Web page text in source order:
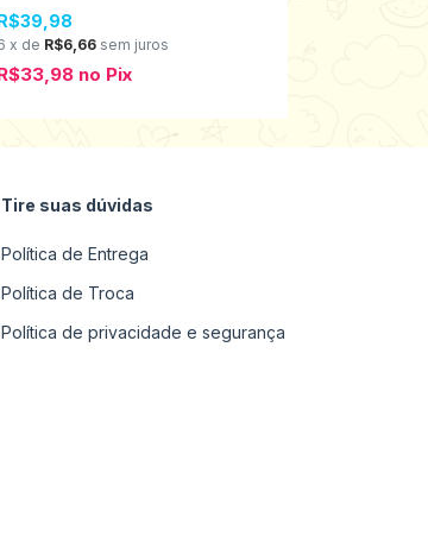
x de R$6,66 sem juros
no Pix
Tire suas dúvidas
Política de Entrega
Política de Troca
Política de privacidade e segurança